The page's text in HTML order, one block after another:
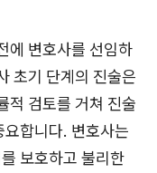
에 변호사를 선임하
초기 단계의 진술은
적 검토를 거쳐 진술
합니다. 변호사는
보호하고 불리한